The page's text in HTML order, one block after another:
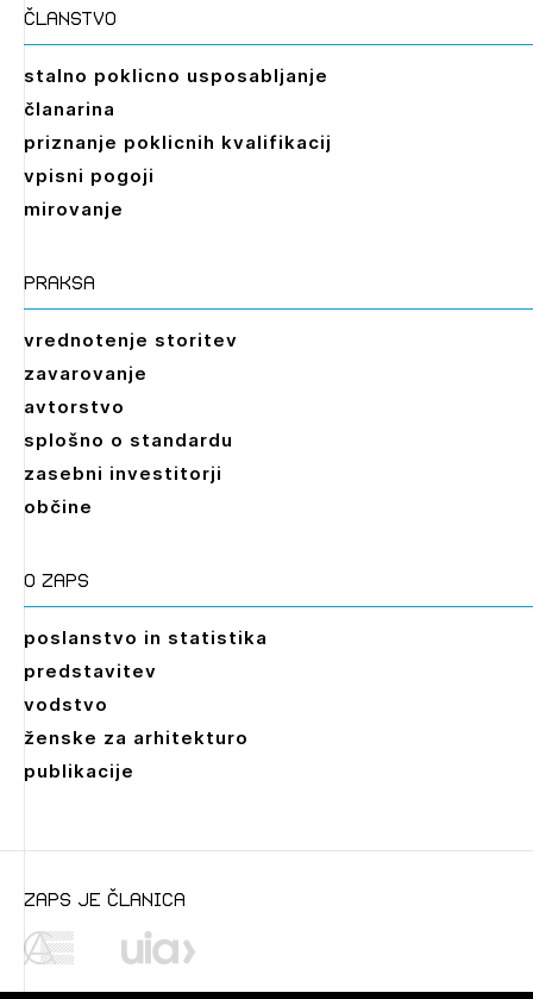
članstvo
stalno poklicno usposabljanje
članarina
priznanje poklicnih kvalifikacij
vpisni pogoji
mirovanje
praksa
vrednotenje storitev
zavarovanje
avtorstvo
splošno o standardu
zasebni investitorji
občine
O zaps
poslanstvo in statistika
predstavitev
vodstvo
ženske za arhitekturo
publikacije
zaps je članica